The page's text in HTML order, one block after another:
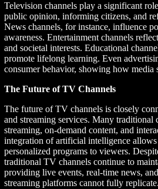
Television channels play a significant
public opinion, informing citizens, and
News channels, for instance, influence
awareness. Entertainment channels
and societal interests. Educational
promote lifelong learning. Even
consumer behavior, showing how media
The Future of TV Channels
The future of TV channels is closely
and streaming services. Many
streaming, on-demand content, and
integration of artificial intelligence allows
personalized programs to viewers.
traditional TV channels continue to
providing live events, real-time news,
streaming platforms cannot fully replicate.